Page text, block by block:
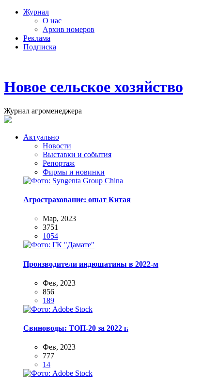
Журнал
О нас
Архив номеров
Реклама
Подписка
Новое сельское хозяйство
Журнал агроменеджера
Актуально
Новости
Выставки и события
Репортаж
Фирмы и новинки
Агрострахование: опыт Китая
Мар, 2023
3751
1054
Производители индюшатины в 2022-м
Фев, 2023
856
189
Свиноводы: ТОП-20 за 2022 г.
Фев, 2023
777
14